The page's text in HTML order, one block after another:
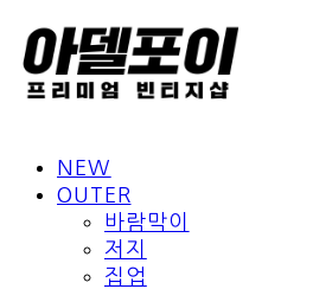
NEW
OUTER
바람막이
저지
집업